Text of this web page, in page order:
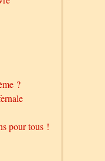
?
pour tous !